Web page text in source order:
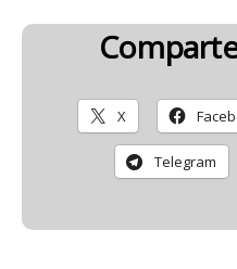
X
Telegram